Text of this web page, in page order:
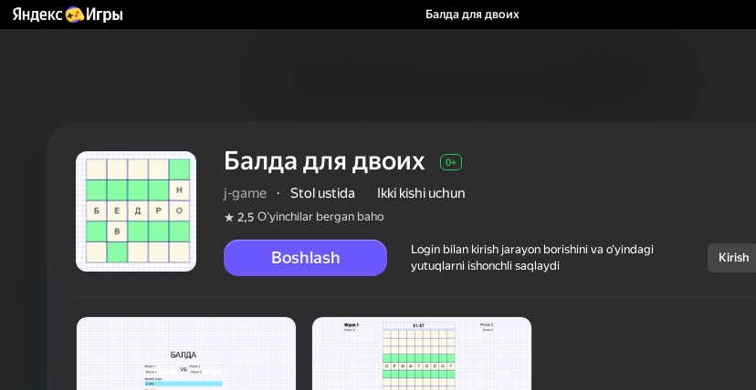
Балда для двоих
Балда для двоих
j-game
Stol ustida
Балда для двоих 0+
j-game · Stol ustida Ikki kishi uchun
2,5 Oʻyinchilar bergan baho
Boshlash
Login bilan kirish jarayon borishini va o‘yindagi
yutuqlarni ishonchli saqlaydi
Kirish